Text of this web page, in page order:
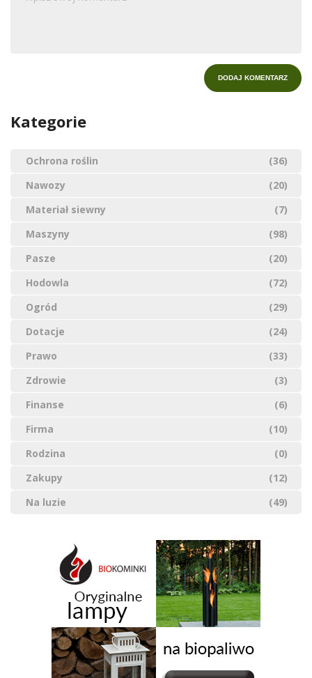
Kategorie
Ochrona roślin
(36)
Nawozy
(20)
Materiał siewny
(7)
Maszyny
(98)
Pasze
(20)
Hodowla
(72)
Ogród
(29)
Dotacje
(24)
Prawo
(33)
Zdrowie
(3)
Finanse
(6)
Firma
(10)
Rodzina
(0)
Zakupy
(12)
Na luzie
(49)